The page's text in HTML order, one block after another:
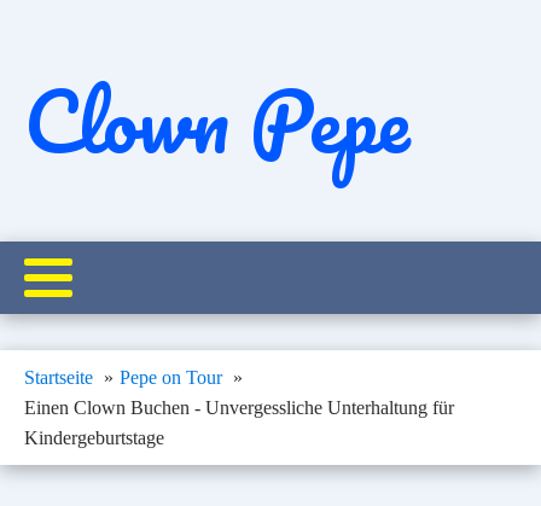
Clown Pepe
Startseite
Pepe on Tour
Einen Clown Buchen - Unvergessliche Unterhaltung für
Kindergeburtstage